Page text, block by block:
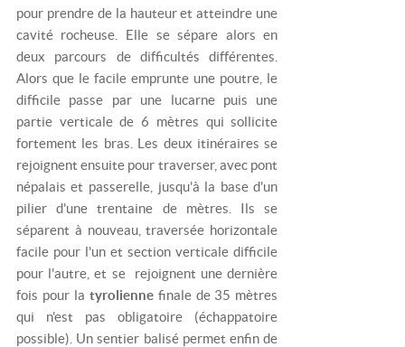
pour prendre de la hauteur et atteindre une
cavité rocheuse. Elle se sépare alors en
deux parcours de difficultés différentes.
Alors que le facile emprunte une poutre, le
difficile passe par une lucarne puis une
partie verticale de 6 mètres qui sollicite
fortement les bras. Les deux itinéraires se
rejoignent ensuite pour traverser, avec pont
népalais et passerelle, jusqu'à la base d'un
pilier d'une trentaine de mètres. Ils se
séparent à nouveau, traversée horizontale
facile pour l'un et section verticale difficile
pour l'autre, et se rejoignent une dernière
fois pour la tyrolienne finale de 35 mètres
qui n'est pas obligatoire (échappatoire
possible). Un sentier balisé permet enfin de